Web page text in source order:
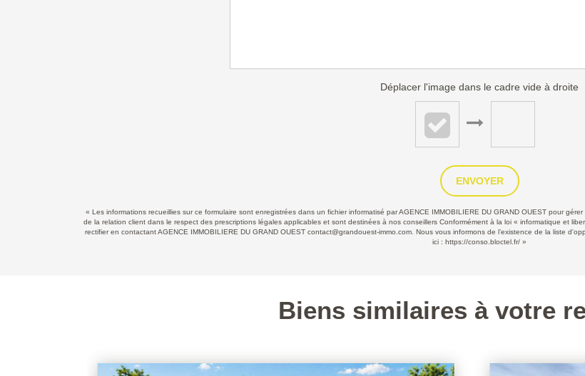
Déplacer l'image dans le cadre vide à droite
ENVOYER
« Les informations recueillies sur ce formulaire sont enregistrées dans un fichier informatisé par AGENCE IMMOBILIERE DU GRAND OUEST pour
de la relation client dans le respect des prescriptions légales applicables et sont destinées à nos conseillers Conformément à la loi « informatique et
rectifier en contactant AGENCE IMMOBILIERE DU GRAND OUEST contact@grandouest-immo.com. Nous vous informons de l’existence de la liste
ici : https://conso.bloctel.fr/ »
Biens similaires à votre